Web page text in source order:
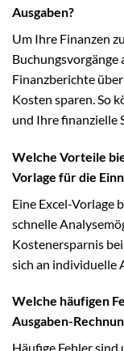
Ausgaben?
Um Ihre Finanzen
Finanzberichte
Kosten sparen. So
und Ihre finanzielle
Welche Vorteile
Vorlage für die
Eine Excel-Vorlage
schnelle
Kostenersparnis
sich an individuelle
Welche häufigen
Ausgaben-
Häufige Fehler